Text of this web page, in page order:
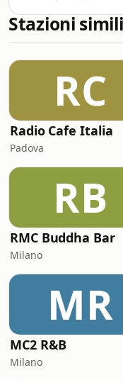
Stazioni simili
RC
Radio Cafe Italia
Padova
RB
RMC Buddha Bar
Milano
MR
MC2 R&B
Milano